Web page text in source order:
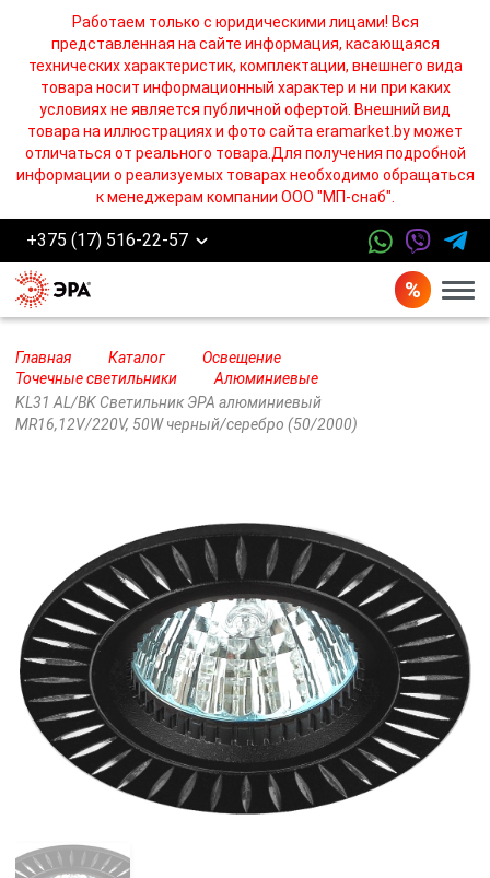
Работаем только с юридическими лицами! Вся
представленная на сайте информация, касающаяся
технических характеристик, комплектации, внешнего вида
товара носит информационный характер и ни при каких
условиях не является публичной офертой. Внешний вид
товара на иллюстрациях и фото сайта eramarket.by может
отличаться от реального товара.Для получения подробной
информации о реализуемых товарах необходимо обращаться
к менеджерам компании ООО "МП-снаб".
+375 (17) 516-22-57
Главная Каталог
Освещение
Точечные светильники
Алюминиевые
KL31 AL/BK Светильник ЭРА алюминиевый
MR16,12V/220V, 50W черный/серебро (50/2000)